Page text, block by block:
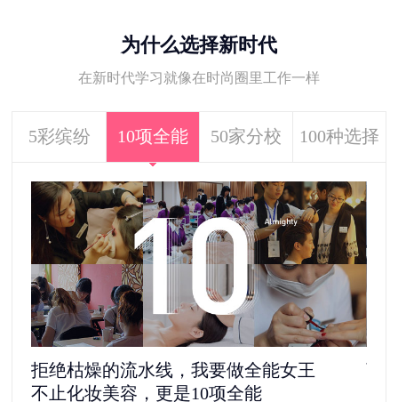
为什么选择新时代
在新时代学习就像在时尚圈里工作一样
5彩缤纷 10项全能 50家分校 100种选择
拒绝枯燥的流水线，我要做全能女王
不止化妆美容，更是10项全能
离